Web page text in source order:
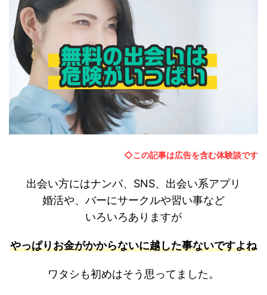
◇この記事は広告を含む体験談です
出会い方にはナンパ、SNS、出会い系アプリ
婚活や、バーにサークルや習い事など
いろいろありますが
やっぱりお金がかからないに越した事ないですよね
ワタシも初めはそう思ってました。